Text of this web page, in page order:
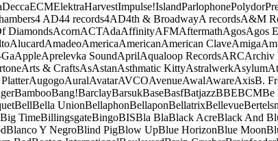
DeccaECMElektraHarvestImpulse!IslandParlophonePolydor
4 AD44 records4AD4th & BroadwayA recordsA&M
DiamondsAcornACTAdaAffinityAFMAftermathAgosAgos
AlucardAmadeoAmericaAmericanAmerican ClaveAmiga
AppleAprelevka SoundAprilAqualoop RecordsARCArchiv
Arts & CraftsAsAstanAsthmatic KittyAstralwerkAsylum
AugogoAuralAvatarAVCOAvenueAwalAwareAxisB.
BambooBang!BarclayBarsukBaseBasfBatjazzBBEBCMBe
BellBella UnionBellaphonBellaponBellatrixBellevue
Big TimeBillingsgateBingoBISBla BlaBlack AcreBlack And
Blanco Y NegroBlind PigBlow UpBlue HorizonBlue Moon